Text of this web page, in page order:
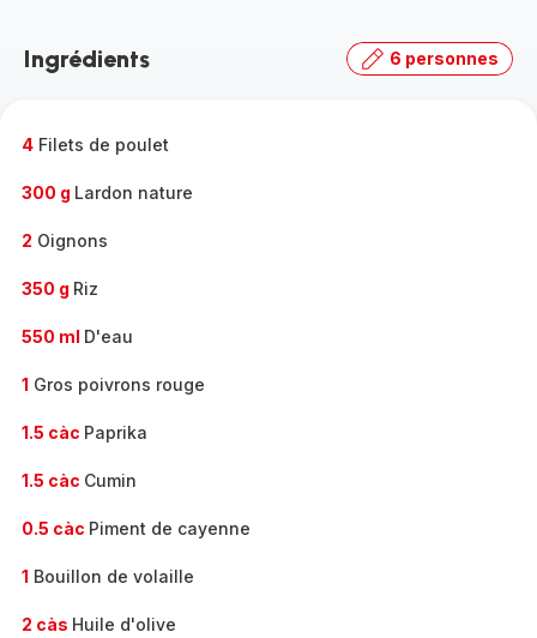
gamme
Ingrédients 6 personnes
4 Filets de poulet
300 g Lardon nature
2 Oignons
350 g Riz
550 ml D'eau
1 Gros poivrons rouge
1.5 càc Paprika
1.5 càc Cumin
0.5 càc Piment de cayenne
1 Bouillon de volaille
2 càs Huile d'olive